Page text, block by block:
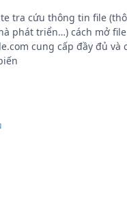
tra cứu thông tin file
phát triển…) cách mở
cung cấp đầy đủ và